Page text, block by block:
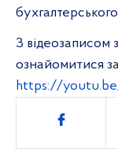
З відеозаписом
ознайомитися
https://
Поділитись